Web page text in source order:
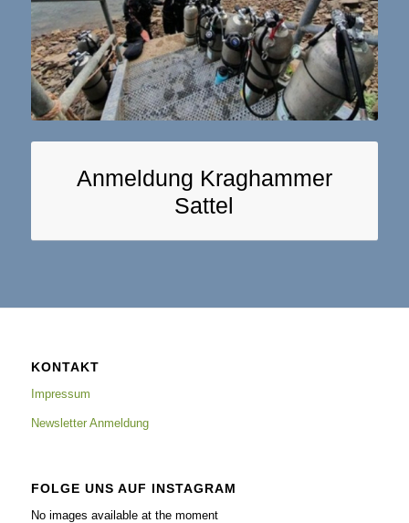
Anmeldung Kraghammer
Sattel
KONTAKT
Impressum
Newsletter Anmeldung
FOLGE UNS AUF INSTAGRAM
No images available at the moment